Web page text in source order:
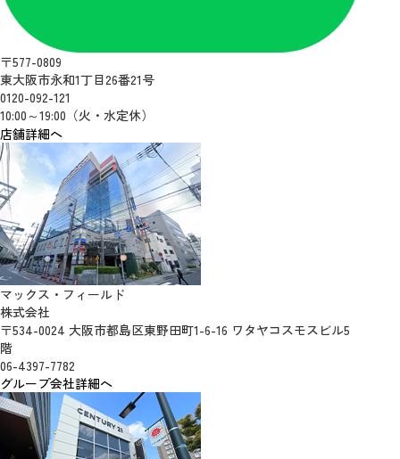
〒577-0809
東大阪市永和1丁目26番21号
0120-092-121
10:00～19:00（火・水定休）
店舗詳細へ
マックス・フィールド
株式会社
〒534-0024 大阪市都島区東野田町1-6-16 ワタヤコスモスビル5
階
06-4397-7782
グループ会社詳細へ